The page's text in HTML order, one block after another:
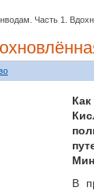
Часть 1.
В